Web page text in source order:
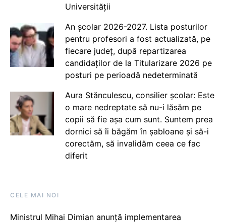
Universității
An școlar 2026-2027. Lista posturilor
pentru profesori a fost actualizată, pe
fiecare județ, după repartizarea
candidaților de la Titularizare 2026 pe
posturi pe perioadă nedeterminată
Aura Stănculescu, consilier școlar: Este
o mare nedreptate să nu-i lăsăm pe
copii să fie așa cum sunt. Suntem prea
dornici să îi băgăm în șabloane și să-i
corectăm, să invalidăm ceea ce fac
diferit
CELE MAI NOI
Ministrul Mihai Dimian anunță implementarea